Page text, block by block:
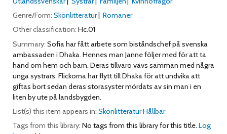
Genre/Form: Skönlitteratur
Romaner
Other classification: Hc.01
Summary: Sofia har fått arbete som biståndschef på svenska
ambassaden i Dhaka. Hennes man Janne följer med för att ta
hand om hem och barn. Deras tillvaro vävs samman med några
unga systrars. Flickorna har flytt till Dhaka för att undvika att
giftas bort sedan deras storasyster mördats av sin man i en
liten by ute på landsbygden.
List(s) this item appears in: Skönlitteratur Hållbar
Tags from this library: No tags from this library for this title. Log